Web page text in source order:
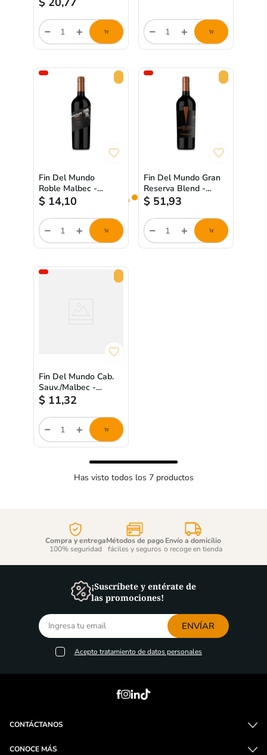
Cantidad
de
producto
Cantidad
de
producto
Fin Del Mundo
Roble Malbec -
750ml
$ 14,10
Cantidad
de
producto
Fin Del Mundo Gran
Reserva Blend -
750ml
$ 51,93
Cantidad
de
producto
Fin Del Mundo Cab.
Sauv./Malbec -
750ml
$ 11,32
Cantidad
de
producto
Has visto todos los 7productos
Compra y entrega
100% seguridad
Métodos de pago
fáciles y seguros
Envío a domicilio
o recoge en tienda
¡Suscríbete y entérate de
las promociones!
ENVÍAR
Acepto tratamiento de datos personales
CONTÁCTANOS
CONOCE MÁS